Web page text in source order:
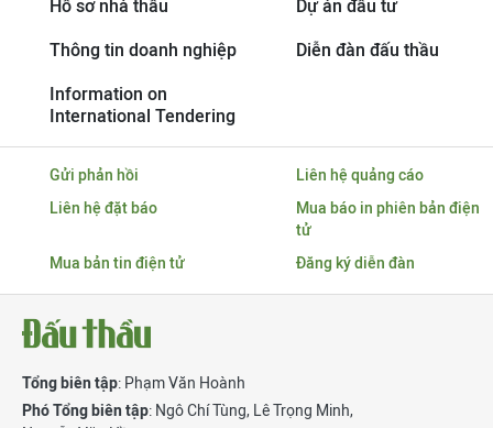
Hồ sơ nhà thầu Dự án đầu tư
Thông tin doanh nghiệp Diễn đàn đấu thầu
Information on
International Tendering
Gửi phản hồi
Liên hệ quảng cáo
Liên hệ đặt báo
Mua báo in phiên bản điện
tử
Mua bản tin điện tử
Đăng ký diễn đàn
Tổng biên tập: Phạm Văn Hoành
Phó Tổng biên tập: Ngô Chí Tùng, Lê Trọng Minh,